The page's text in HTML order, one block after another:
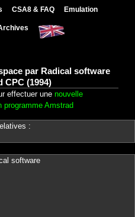
CSA8 & FAQ Emulation
par Radical software
CPC (1994)
effectuer une nouvelle
programme Amstrad
:
software